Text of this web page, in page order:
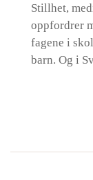
Stillhet,
oppfordrer
fagene i
barn. Og i